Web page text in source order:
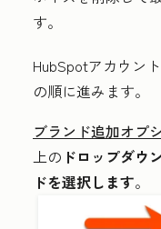
す。
HubSpotアカウン
の順に進みます。
ブランド追加オプ
上の ドロップダウ
ドを選択します。